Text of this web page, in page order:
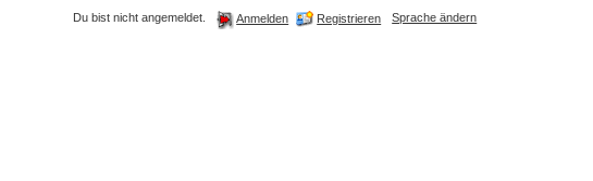
Du bist nicht angemeldet. Anmelden Registrieren Sprache ändern